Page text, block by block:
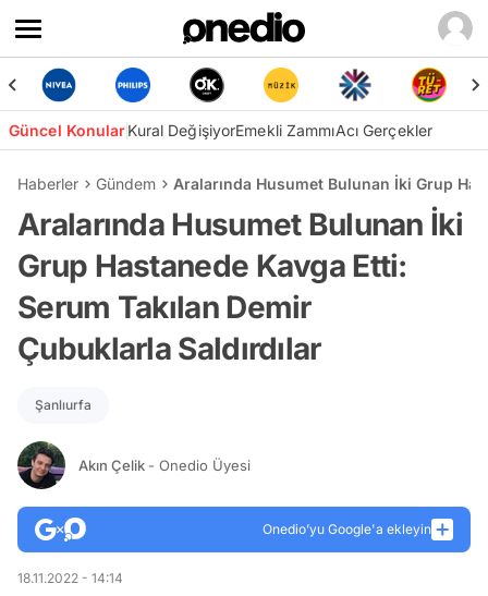
Güncel KonularKural DeğişiyorEmekli ZammıAcı Gerçekler
Haberler Gündem Aralarında Husumet Bulunan İki Grup
Aralarında Husumet Bulunan İki
Grup Hastanede Kavga Etti:
Serum Takılan Demir
Çubuklarla Saldırdılar
Şanlıurfa
Akın Çelik - Onedio Üyesi
Onedio’yu Google'a ekleyin
18.11.2022 - 14:14